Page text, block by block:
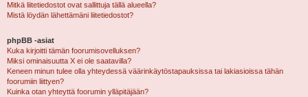
Mitkä liitetiedostot ovat sallittuja tällä alueella?
Mistä löydän lähettämäni liitetiedostot?
phpBB -asiat
Kuka kirjoitti tämän foorumisovelluksen?
Miksi ominaisuutta X ei ole saatavilla?
Keneen minun tulee olla yhteydessä väärinkäytöstapauksissa tai lakiasioissa tähän
foorumiin liittyen?
Kuinka otan yhteyttä foorumin ylläpitäjään?